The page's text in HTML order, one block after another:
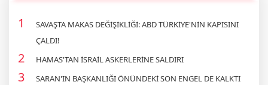
SAVAŞTA MAKAS DEĞİŞİKLİĞİ: ABD TÜRKİYE'NİN KAPISINI
ÇALDI!
HAMAS'TAN İSRAİL ASKERLERİNE SALDIRI
SARAN'IN BAŞKANLIĞI ÖNÜNDEKİ SON ENGEL DE KALKTI